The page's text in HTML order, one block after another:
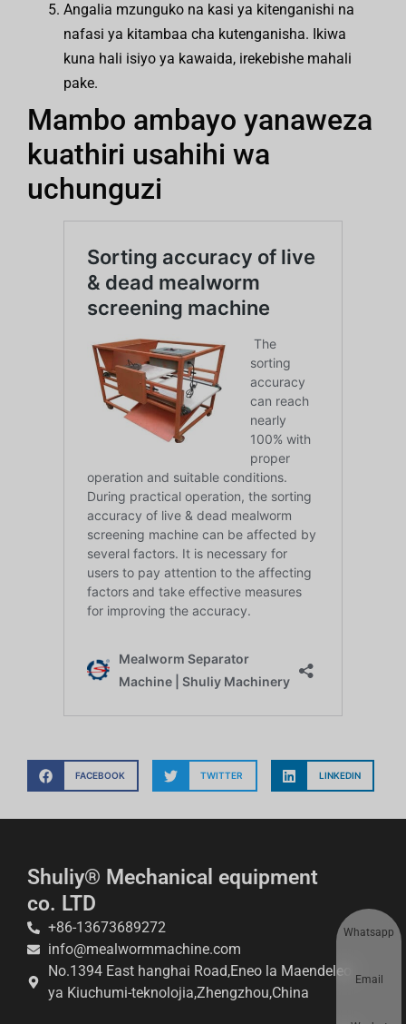
Angalia mzunguko na kasi ya kitenganishi na
nafasi ya kitambaa cha kutenganisha. Ikiwa
kuna hali isiyo ya kawaida, irekebishe mahali
pake.
Mambo ambayo yanaweza
kuathiri usahihi wa
uchunguzi
FACEBOOK TWITTER LINKEDIN
Shuliy® Mechanical equipment
co. LTD
+86-13673689272
info@mealwormmachine.com
No.1394 East hanghai Road,Eneo la Maendeleo
ya Kiuchumi-teknolojia,Zhengzhou,China
Whatsapp
Email